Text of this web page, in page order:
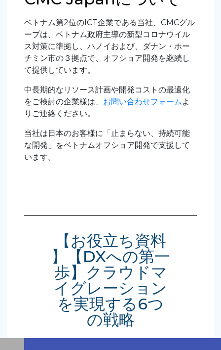
ベトナム第2位のICT企業である当社、CMCグル
ープは、ベトナム政府主導の新型コロナウイル
ス対策に準拠し、ハノイおよび、ダナン・ホー
チミン市の３拠点で、オフショア開発を継続し
て提供しています。
中長期的なリソース計画や開発コストの最適化
をご検討の企業様は、 お問い合わせフォーム よ
りご連絡ください。
当社は日本のお客様に「止まらない、持続可能
な開発」をベトナムオフショア開発で支援して
います。
【お役立ち資料
】【DXへの第一
歩】クラウドマ
イグレーション
を実現する6つ
の戦略